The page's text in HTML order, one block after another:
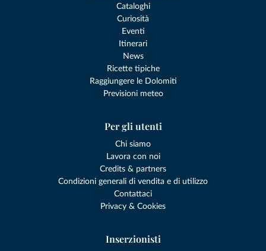
Cataloghi
Curiosità
Eventi
Itinerari
News
Ricette tipiche
Raggiungere le Dolomiti
Previsioni meteo
Per gli utenti
Chi siamo
Lavora con noi
Credits & partners
Condizioni generali di vendita e di utilizzo
Contattaci
Privacy & Cookies
Inserzionisti